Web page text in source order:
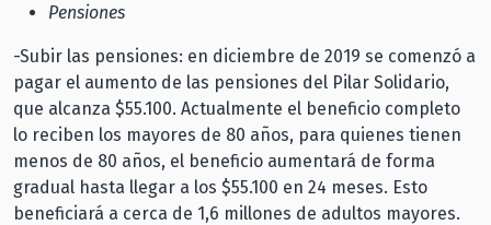
Pensiones
-Subir las pensiones: en diciembre de 2019 se comenzó a
pagar el aumento de las pensiones del Pilar Solidario,
que alcanza $55.100. Actualmente el beneficio completo
lo reciben los mayores de 80 años, para quienes tienen
menos de 80 años, el beneficio aumentará de forma
gradual hasta llegar a los $55.100 en 24 meses. Esto
beneficiará a cerca de 1,6 millones de adultos mayores.